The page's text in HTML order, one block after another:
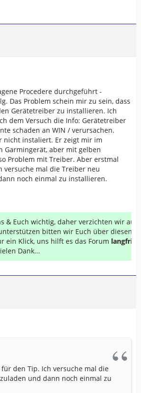
Procedere durchgeführt -
Das Problem schein mir zu sein, dass
Gerätetreiber zu installieren. Ich
dem Versuch die Info: Gerätetreiber
schaden an WIN / verursachen.
nicht instaliert. Er zeigt mir im
Garmingerät, aber mit gelben
Problem mit Treiber. Aber erstmal
versuche mal die Treiber neu
noch einmal zu installieren.
& Euch wichtig, daher verzichten wir auf
bitten wir Euch über diesen
ein Klick, uns hilft es das Forum
Dank...
den Tip. Ich versuche mal die
und dann noch einmal zu